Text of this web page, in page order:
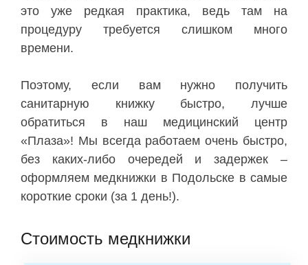
это уже редкая практика, ведь там на
процедуру требуется слишком много
времени.
Поэтому, если вам нужно получить
санитарную книжку быстро, лучше
обратиться в наш медицинский центр
«Плаза»! Мы всегда работаем очень быстро,
без каких-либо очередей и задержек –
оформляем медкнижки в Подольске в самые
короткие сроки (за 1 день!).
Стоимость медкнижки